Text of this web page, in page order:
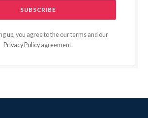
up, you agree to the our terms and our
Privacy Policy agreement.